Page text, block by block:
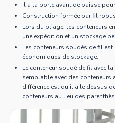
Il a la porte avant de baisse
Construction formée par fil
Lors du pliage, les conteneurs
une expédition et un stockage
Les conteneurs soudés de fil
économiques de stockage.
Le conteneur soudé de fil avec
semblable avec des conteneurs
différence est qu'il a le dessus
conteneurs au lieu des